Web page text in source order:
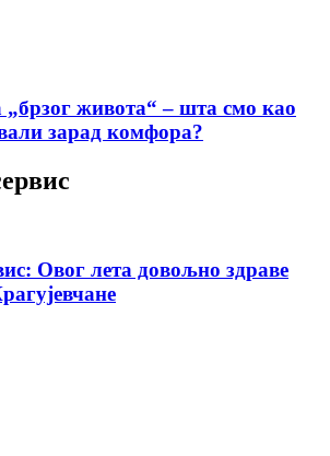
живота“ – шта смо као
зарад комфора?
Овог лета довољно здраве